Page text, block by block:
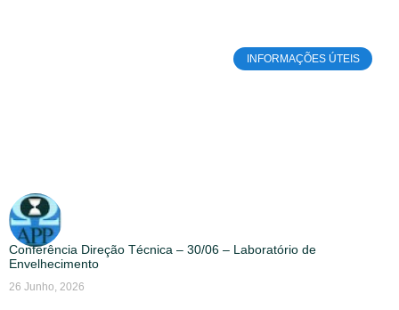
INFORMAÇÕES ÚTEIS
Conferência Direção Técnica – 30/06 – Laboratório de
Envelhecimento
26 Junho, 2026